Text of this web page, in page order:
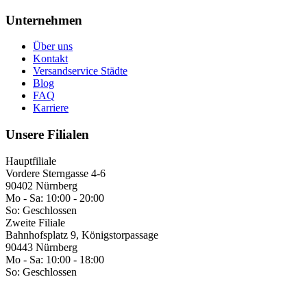
Unternehmen
Über uns
Kontakt
Versandservice Städte
Blog
FAQ
Karriere
Unsere Filialen
Hauptfiliale
Vordere Sterngasse 4-6
90402 Nürnberg
Mo - Sa: 10:00 - 20:00
So: Geschlossen
Zweite Filiale
Bahnhofsplatz 9, Königstorpassage
90443 Nürnberg
Mo - Sa: 10:00 - 18:00
So: Geschlossen